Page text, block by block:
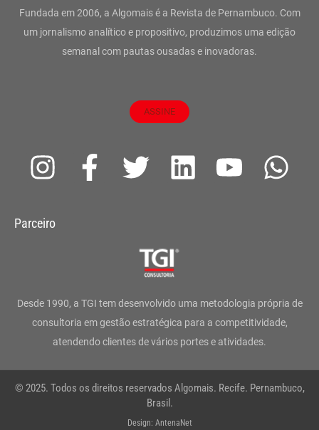
Fundada em 2006, a Algomais é a Revista de Pernambuco. Com
um jornalismo analítico e propositivo, produzimos uma edição
semanal com pautas ousadas e inovadoras.
ASSINE
I
s
g
r
a
m
F
a
o
o
k
-
T
t
e
r
L
d
i
n
Y
b
e
W
a
p
Parceiro
Desde 1990, a TGI tem desenvolvido uma metodologia própria de
consultoria em gestão estratégica para a competitividade,
atendendo clientes de vários portes e atividades.
© 2025. Todos os direitos reservados Algomais. Recife. Pernambuco,
Brasil.
Design: AntenaNet